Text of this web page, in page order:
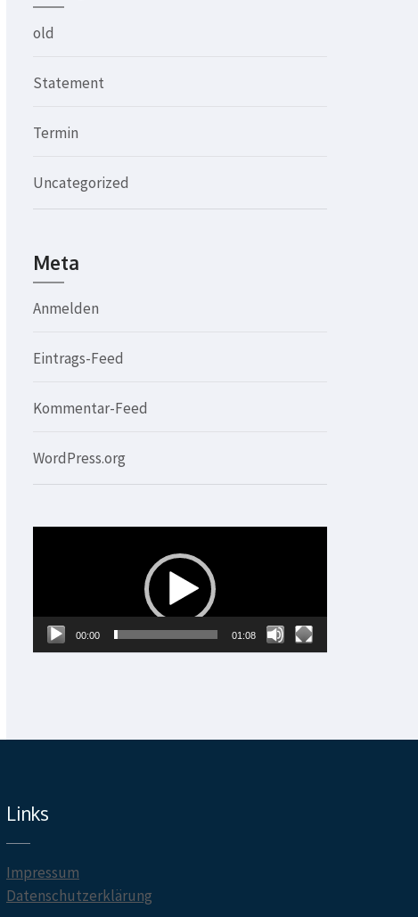
old
Statement
Termin
Uncategorized
Meta
Anmelden
Eintrags-Feed
Kommentar-Feed
WordPress.org
00:00 01:08
Links
Impressum
Datenschutzerklärung